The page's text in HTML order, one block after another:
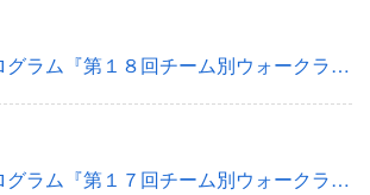
健康ポイントプログラム『第１８回チーム別ウォークラリー』を開催します。
健康ポイントプログラム『第１７回チーム別ウォークラリー』を開催します。